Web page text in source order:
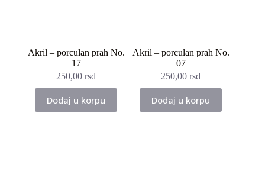
Akril – porculan prah No.
17
250,00rsd
Dodaj u korpu
Akril – porculan prah No.
07
250,00rsd
Dodaj u korpu